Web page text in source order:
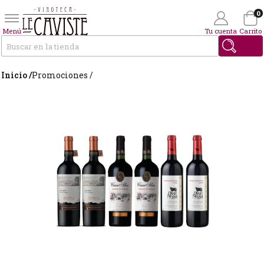
Menú Tu cuenta Carrito
0
Inicio /Promociones /